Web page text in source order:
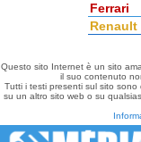
Ferrari
Renault
Questo sito Internet è un sito
il suo contenuto
Tutti i testi presenti sul sito
su un altro sito web o su